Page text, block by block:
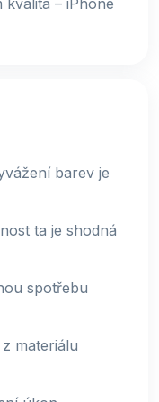
barev je
ta je shodná
spotřebu
materiálu